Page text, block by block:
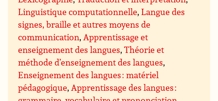
Linguistique computationnelle,Langue des
signes, braille et autres moyens de
communication,Apprentissage et
enseignement des langues,Théorie et
méthode d’enseignement des langues,
Enseignement des langues : matériel
pédagogique,Apprentissage des langues :